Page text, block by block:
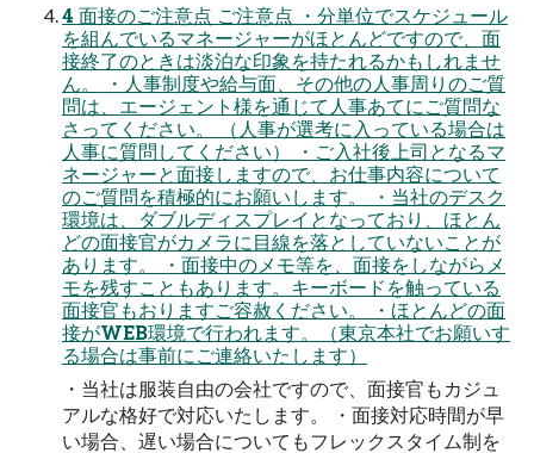
4 面接のご注意点 ご注意点 ・分単位でスケジュール
を組んでいるマネージャーがほとんどですので、面
接終了のときは淡泊な印象を持たれるかもしれませ
ん。 ・人事制度や給与面、その他の人事周りのご質
問は、エージェント様を通じて人事あてにご質問な
さってください。 （人事が選考に入っている場合は
人事に質問してください） ・ご入社後上司となるマ
ネージャーと面接しますので、お仕事内容について
のご質問を積極的にお願いします。 ・当社のデスク
環境は、ダブルディスプレイとなっており、ほとん
どの面接官がカメラに目線を落としていないことが
あります。 ・面接中のメモ等を、面接をしながらメ
モを残すこともあります。キーボードを触っている
面接官もおりますご容赦ください。 ・ほとんどの面
接がWEB環境で行われます。（東京本社でお願いす
る場合は事前にご連絡いたします）
・当社は服装自由の会社ですので、面接官もカジュ
アルな格好で対応いたします。 ・面接対応時間が早
い場合、遅い場合についてもフレックスタイム制を